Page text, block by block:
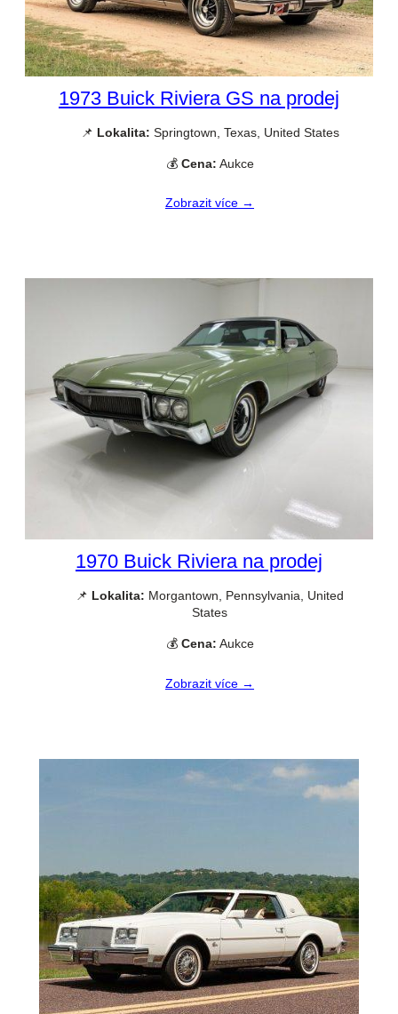
1973 Buick Riviera GS na prodej
📌 Lokalita: Springtown, Texas, United States
💰 Cena: Aukce
Zobrazit více →
1970 Buick Riviera na prodej
📌 Lokalita: Morgantown, Pennsylvania, United
States
💰 Cena: Aukce
Zobrazit více →